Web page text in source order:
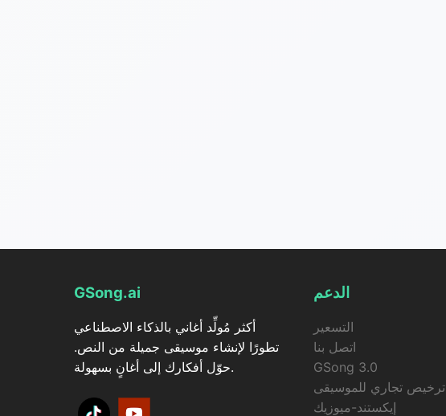
GSong.ai
أكثر مُولِّد أغاني بالذكاء الاصطناعي
تطورًا لإنشاء موسيقى جميلة من النص.
حوّل أفكارك إلى أغانٍ بسهولة.
الدعم
التسعير
اتصل بنا
GSong 3.0
ترخيص تجاري للموسيقى
إيكستند-ميوزيك